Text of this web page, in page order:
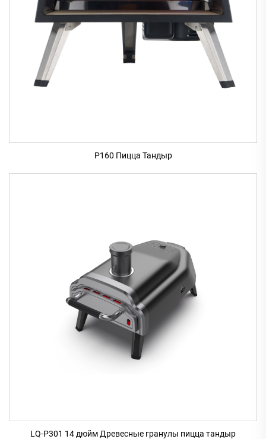
P160 Пицца Тандыр
LQ-P301 14 дюйм Древесные гранулы пицца тандыр